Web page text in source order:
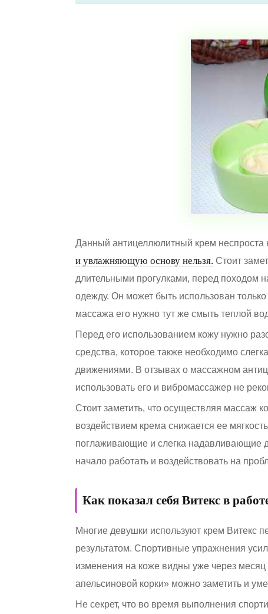
Данный антицеллюлитный крем
и увлажняющую основу нельзя. Стоит
длительными прогулками, перед походом
одежду. Он может быть использован
массажа его нужно тут же смыть теплой
Перед его использованием кожу нужно
средства, которое также необходимо
движениями. В отзывах о массажном
использовать его и вибромассажер не
Стоит заметить, что осуществляя массаж
воздействием крема снижается ее
поглаживающие и слегка надавливающие
начало работать и воздействовать на
Как показал себя Витекс в
Многие девушки используют крем Витекс
результатом. Спортивные упражнения
изменения на коже видны уже через
апельсиновой корки» можно заметить и
Не секрет, что во время выполнения